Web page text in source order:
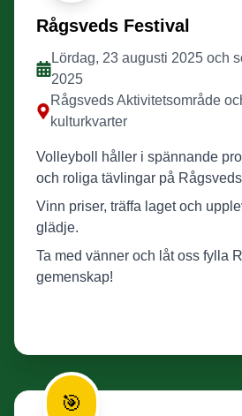
Rågsveds Festival
Lördag, 23 augusti 2025 och
2025
Rågsveds Aktivitetsområde
kulturkvarter
Volleyboll håller i spännande
och roliga tävlingar på
Vinn priser, träffa laget och
glädje.
Ta med vänner och låt oss fylla
gemenskap!
🎯